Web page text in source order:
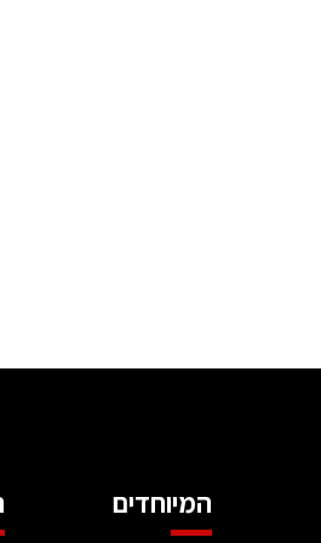
המיוחדים